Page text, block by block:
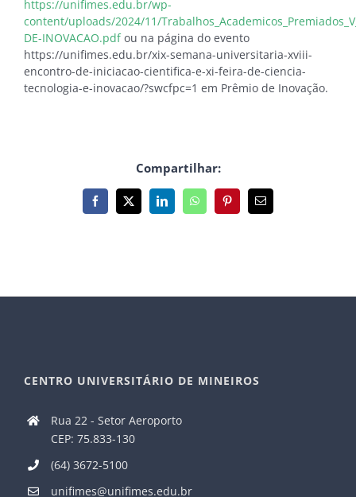
https://unifimes.edu.br/wp-
content/uploads/2024/11/
DE-INOVACAO.pdfou na página do evento
https://unifimes.edu.br/xix-semana-universitaria-xviii-
encontro-de-iniciacao-cientifica-e-xi-feira-de-ciencia-
tecnologia-e-inovacao/?swcfpc=1 em Prêmio de Inovação.
Compartilhar:
Facebook
X LinkedInWhatsAppPinterest
E-
mail
CENTRO UNIVERSITÁRIO DE MINEIROS
Rua 22 - Setor Aeroporto
CEP: 75.833-130
(64) 3672-5100
unifimes@unifimes.edu.br